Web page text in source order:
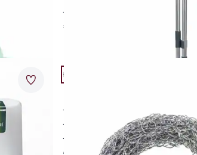
platzsparend aufzubewahren
€ 39,95
Merkzettel
Artikel 17 von 24.
ganz ohne Chemie
spart Zeit und Energie